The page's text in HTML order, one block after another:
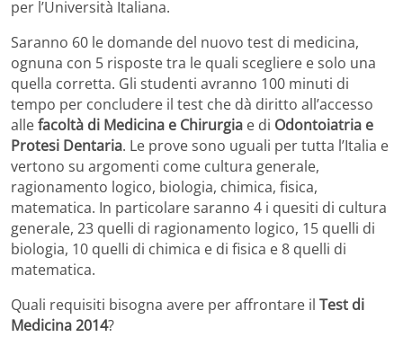
per l’Università Italiana.
Saranno 60 le domande del nuovo test di medicina,
ognuna con 5 risposte tra le quali scegliere e solo una
quella corretta. Gli studenti avranno 100 minuti di
tempo per concludere il test che dà diritto all’accesso
allefacoltà di Medicina e Chirurgia e di Odontoiatria e
Protesi Dentaria. Le prove sono uguali per tutta l’Italia e
vertono su argomenti come cultura generale,
ragionamento logico, biologia, chimica, fisica,
matematica. In particolare saranno 4 i quesiti di cultura
generale, 23 quelli di ragionamento logico, 15 quelli di
biologia, 10 quelli di chimica e di fisica e 8 quelli di
matematica.
Quali requisiti bisogna avere per affrontare il Test di
Medicina 2014?